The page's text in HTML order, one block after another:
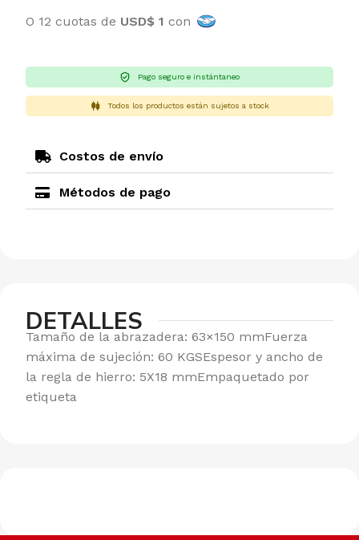
O 12 cuotas de USD$ 1 con
Pago seguro e instántaneo
Todos los productos están sujetos a stock
Costos de envío
Métodos de pago
DETALLES
Tamaño de la abrazadera: 63×150 mmFuerza
máxima de sujeción: 60 KGSEspesor y ancho de
la regla de hierro: 5X18 mmEmpaquetado por
etiqueta